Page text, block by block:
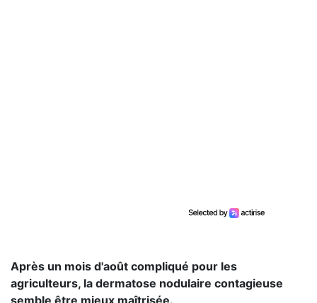
Après un mois d'août compliqué pour les
agriculteurs, la dermatose nodulaire contagieuse